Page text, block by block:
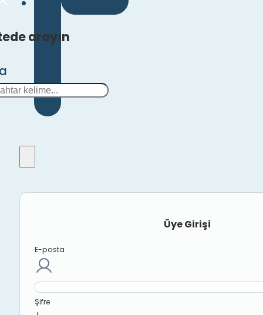
arayın
Üye Girişi
E-posta
Şifre